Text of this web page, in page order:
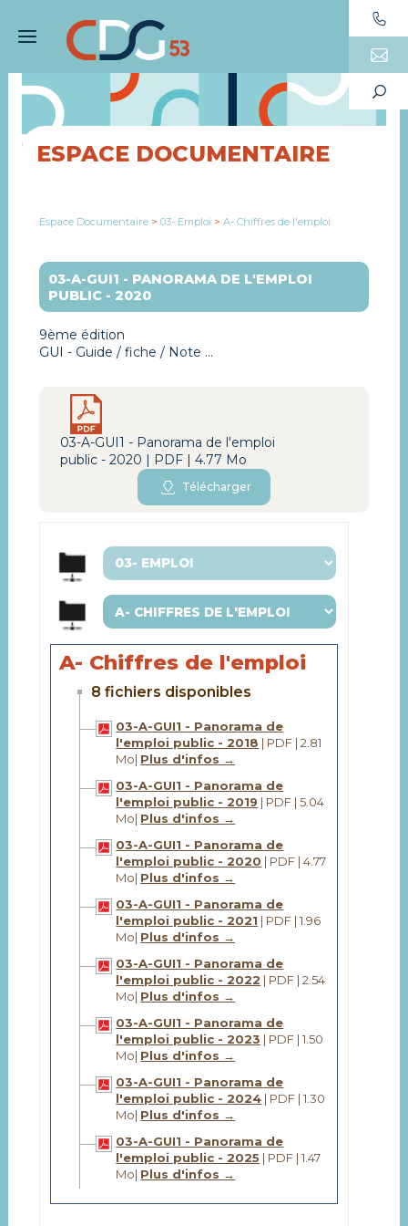
ESPACE DOCUMENTAIRE
Espace Documentaire > 03- Emploi > A- Chiffres de l'emploi
03-A-GUI1 - PANORAMA DE L'EMPLOI
PUBLIC - 2020
9ème édition
GUI - Guide / fiche / Note ...
03-A-GUI1 - Panorama de l'emploi
public - 2020 | PDF | 4.77 Mo
Télécharger
A- Chiffres de l'emploi
8 fichiers disponibles
03-A-GUI1 - Panorama de
l'emploi public - 2018 | PDF | 2.81
Mo| Plus d'infos →
03-A-GUI1 - Panorama de
l'emploi public - 2019 | PDF | 5.04
Mo| Plus d'infos →
03-A-GUI1 - Panorama de
l'emploi public - 2020 | PDF | 4.77
Mo| Plus d'infos →
03-A-GUI1 - Panorama de
l'emploi public - 2021 | PDF | 1.96
Mo| Plus d'infos →
03-A-GUI1 - Panorama de
l'emploi public - 2022 | PDF | 2.54
Mo| Plus d'infos →
03-A-GUI1 - Panorama de
l'emploi public - 2023 | PDF | 1.50
Mo| Plus d'infos →
03-A-GUI1 - Panorama de
l'emploi public - 2024 | PDF | 1.30
Mo| Plus d'infos →
03-A-GUI1 - Panorama de
l'emploi public - 2025 | PDF | 1.47
Mo| Plus d'infos →